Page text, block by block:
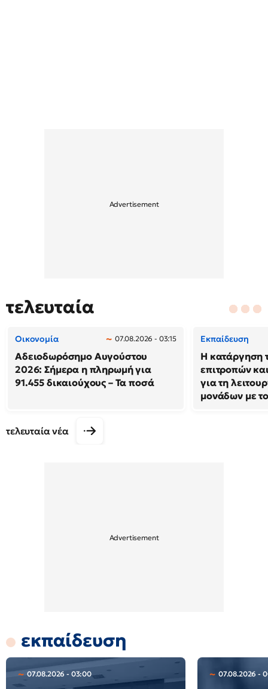
τελευταία
Οικονομία 07.08.2026 - 03:15
Αδειοδωρόσημο Αυγούστου
2026: Σήμερα η πληρωμή για
91.455 δικαιούχους – Τα ποσά
Εκπαίδευση
Η κατάργηση
επιτροπών
για τη
μονάδων με
τελευταία νέα
εκπαίδευση
07.08.2026 - 03:00 07.08.2026 -